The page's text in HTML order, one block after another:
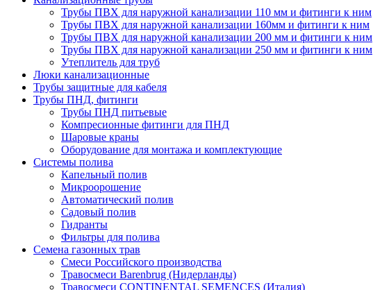
Трубы ПВХ для наружной канализации 110 мм и фитинги к ним
Трубы ПВХ для наружной канализации 160мм и фитинги к ним
Трубы ПВХ для наружной канализации 200 мм и фитинги к ним
Трубы ПВХ для наружной канализации 250 мм и фитинги к ним
Утеплитель для труб
Люки канализационные
Трубы защитные для кабеля
Трубы ПНД, фитинги
Трубы ПНД питьевые
Компресионные фитинги для ПНД
Шаровые краны
Оборудование для монтажа и комплектующие
Системы полива
Капельный полив
Микроорошение
Автоматический полив
Садовый полив
Гидранты
Фильтры для полива
Семена газонных трав
Смеси Российского производства
Травосмеси Barenbrug (Нидерланды)
Травосмеси CONTINENTAL SEMENCES (Италия)